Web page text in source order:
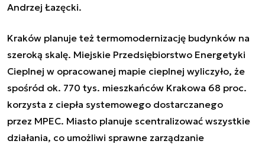
Andrzej Łazęcki.
Kraków planuje też termomodernizację budynków na
szeroką skalę. Miejskie Przedsiębiorstwo Energetyki
Cieplnej w opracowanej mapie cieplnej wyliczyło, że
spośród ok. 770 tys. mieszkańców Krakowa 68 proc.
korzysta z ciepła systemowego dostarczanego
przez MPEC. Miasto planuje scentralizować wszystkie
działania, co umożliwi sprawne zarządzanie